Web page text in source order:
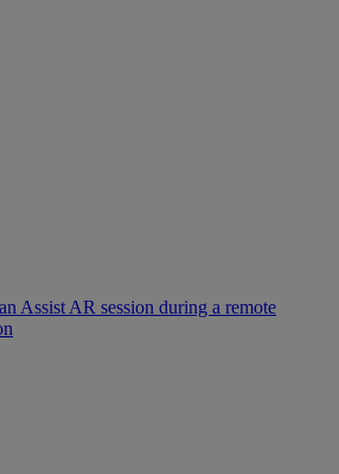
Assist AR session during a remote